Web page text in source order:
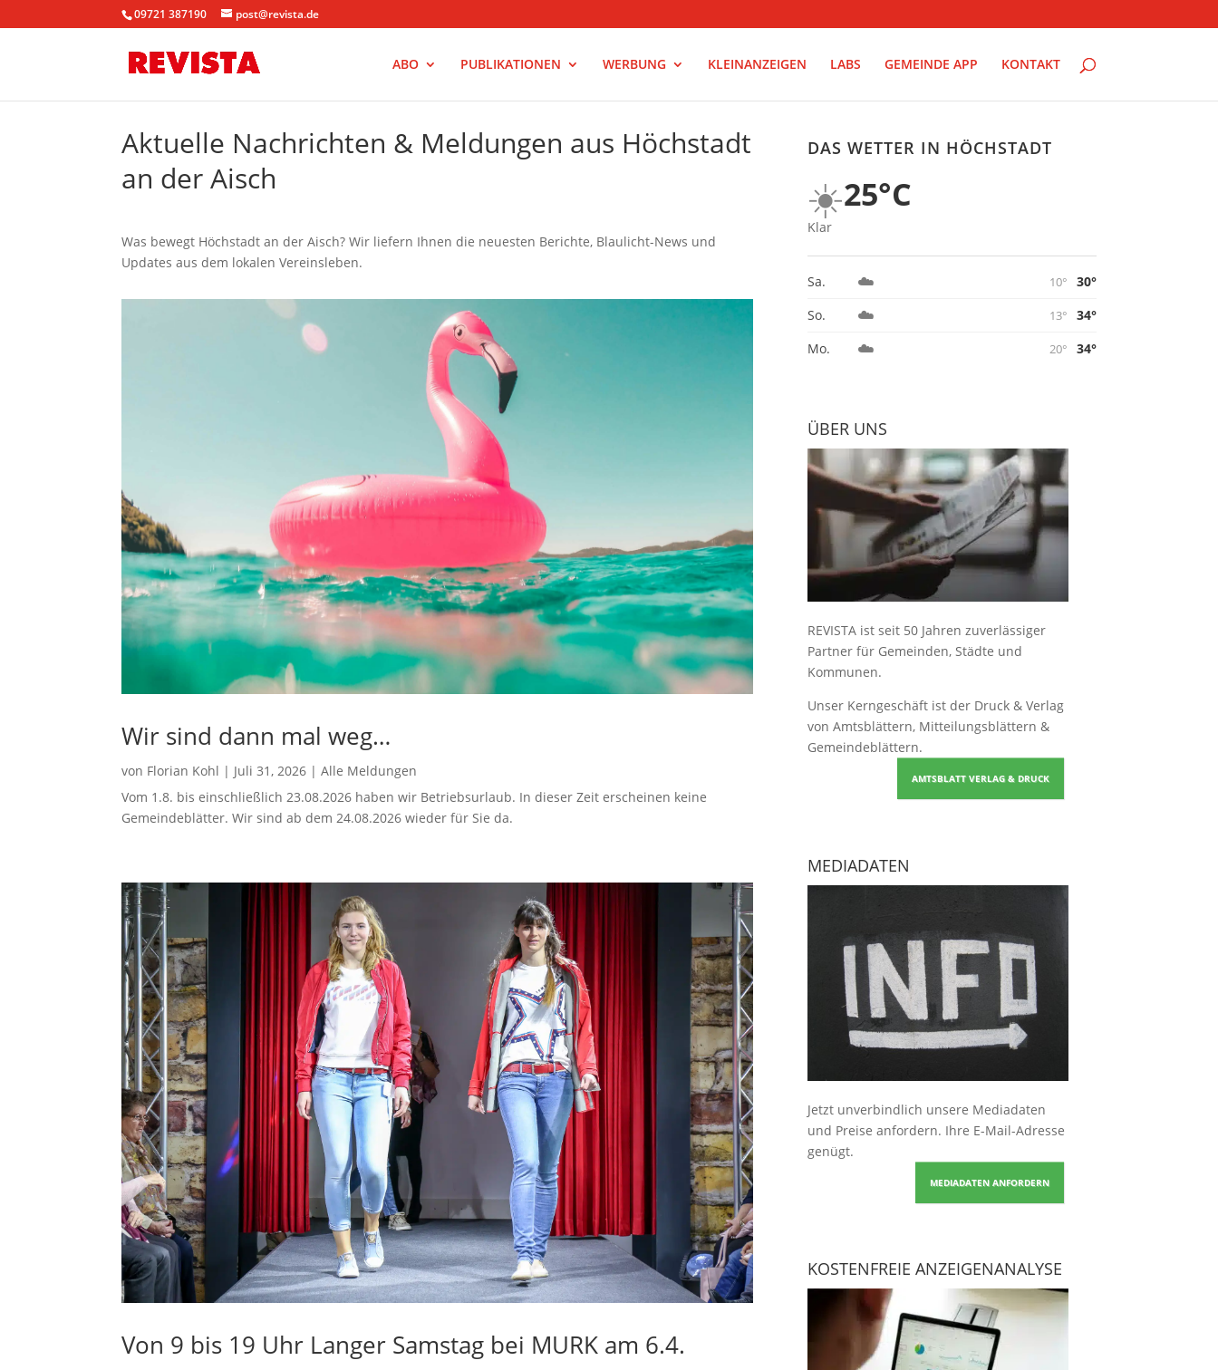
09721 387190 post@revista.de
ABO PUBLIKATIONEN WERBUNG KLEINANZEIGEN LABS GEMEINDE APP KONTAKT
Aktuelle Nachrichten & Meldungen aus Höchstadt
an der Aisch
Was bewegt Höchstadt an der Aisch? Wir liefern Ihnen die neuesten Berichte, Blaulicht-News und
Updates aus dem lokalen Vereinsleben.
Wir sind dann mal weg…
von Florian Kohl | Juli 31, 2026 |Alle Meldungen
Vom 1.8. bis einschließlich 23.08.2026 haben wir Betriebsurlaub. In dieser Zeit erscheinen keine
Gemeindeblätter. Wir sind ab dem 24.08.2026 wieder für Sie da.
Von 9 bis 19 Uhr Langer Samstag bei MURK am 6.4.
DAS WETTER IN HÖCHSTADT
☀️25°C
Klar
Sa. ☁️ 10°
30°
So.
☁️ 13°
34°
Mo.
☁️ 20° 34°
ÜBER UNS
REVISTA ist seit 50 Jahren zuverlässiger
Partner für Gemeinden, Städte und
Kommunen.
Unser Kerngeschäft ist der Druck & Verlag
von Amtsblättern, Mitteilungsblättern &
Gemeindeblättern.
AMTSBLATT VERLAG & DRUCK
MEDIADATEN
Jetzt unverbindlich unsere Mediadaten
und Preise anfordern. Ihre E-Mail-Adresse
genügt.
MEDIADATEN ANFORDERN
KOSTENFREIE ANZEIGENANALYSE